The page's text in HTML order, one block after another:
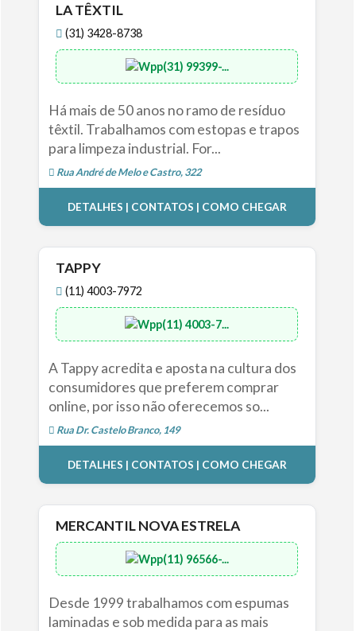
LA TÊXTIL
(31) 3428-8738
(31) 99399-...
Há mais de 50 anos no ramo de resíduo
têxtil. Trabalhamos com estopas e trapos
para limpeza industrial. For...
Rua André de Melo e Castro, 322
DETALHES | CONTATOS | COMO CHEGAR
TAPPY
(11) 4003-7972
(11) 4003-7...
A Tappy acredita e aposta na cultura dos
consumidores que preferem comprar
online, por isso não oferecemos so...
Rua Dr. Castelo Branco, 149
DETALHES | CONTATOS | COMO CHEGAR
MERCANTIL NOVA ESTRELA
(11) 96566-...
Desde 1999 trabalhamos com espumas
laminadas e sob medida para as mais